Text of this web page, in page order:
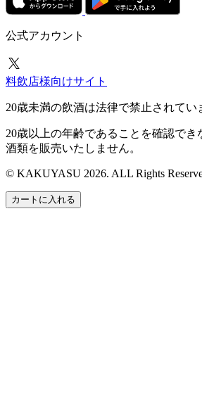
公式アカウント
料飲店様向けサイト
20歳未満の飲酒は法律で禁止されてい
20歳以上の年齢であることを確認でき
酒類を販売いたしません。
© KAKUYASU 2026. ALL Rights
カートに入れる